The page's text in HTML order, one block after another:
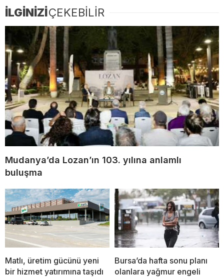
İLGİNİZİÇEKEBİLİR
Mudanya’da Lozan’ın 103. yılına anlamlı
buluşma
Matlı, üretim gücünü yeni
bir hizmet yatırımına taşıdı
Bursa’da hafta sonu planı
olanlara yağmur engeli